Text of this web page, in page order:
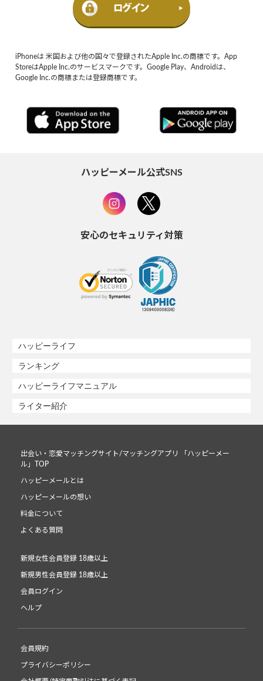
iPhoneは 米国および他の国々で登録されたApple Inc.の商標です。App
StoreはApple Inc.のサービスマークです。Google Play、Androidは、
Google Inc.の商標または登録商標です。
ハッピーメール公式SNS
安心のセキュリティ対策
ハッピーライフ
ランキング
ハッピーライフマニュアル
ライター紹介
出会い・恋愛マッチングサイト/マッチングアプリ 「ハッピーメー
ル」TOP
ハッピーメールとは
ハッピーメールの想い
料金について
よくある質問
新規女性会員登録 18歳以上
新規男性会員登録 18歳以上
会員ログイン
ヘルプ
会員規約
プライバシーポリシー